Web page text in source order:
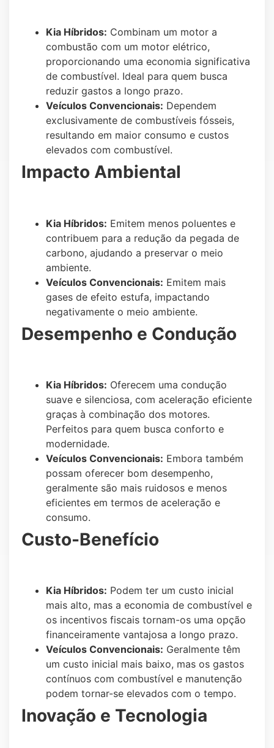
Kia Híbridos: Combinam um motor a
combustão com um motor elétrico,
proporcionando uma economia significativa
de combustível. Ideal para quem busca
reduzir gastos a longo prazo.
Veículos Convencionais: Dependem
exclusivamente de combustíveis fósseis,
resultando em maior consumo e custos
elevados com combustível.
Impacto Ambiental
Kia Híbridos: Emitem menos poluentes e
contribuem para a redução da pegada de
carbono, ajudando a preservar o meio
ambiente.
Veículos Convencionais: Emitem mais
gases de efeito estufa, impactando
negativamente o meio ambiente.
Desempenho e Condução
Kia Híbridos: Oferecem uma condução
suave e silenciosa, com aceleração eficiente
graças à combinação dos motores.
Perfeitos para quem busca conforto e
modernidade.
Veículos Convencionais: Embora também
possam oferecer bom desempenho,
geralmente são mais ruidosos e menos
eficientes em termos de aceleração e
consumo.
Custo-Benefício
Kia Híbridos: Podem ter um custo inicial
mais alto, mas a economia de combustível e
os incentivos fiscais tornam-os uma opção
financeiramente vantajosa a longo prazo.
Veículos Convencionais: Geralmente têm
um custo inicial mais baixo, mas os gastos
contínuos com combustível e manutenção
podem tornar-se elevados com o tempo.
Inovação e Tecnologia